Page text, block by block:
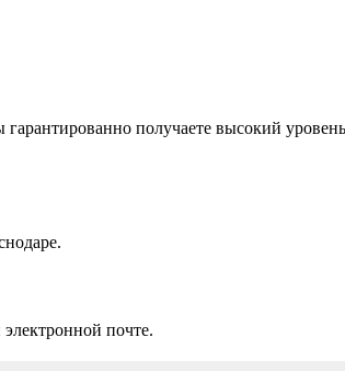
получаете высокий
почте.